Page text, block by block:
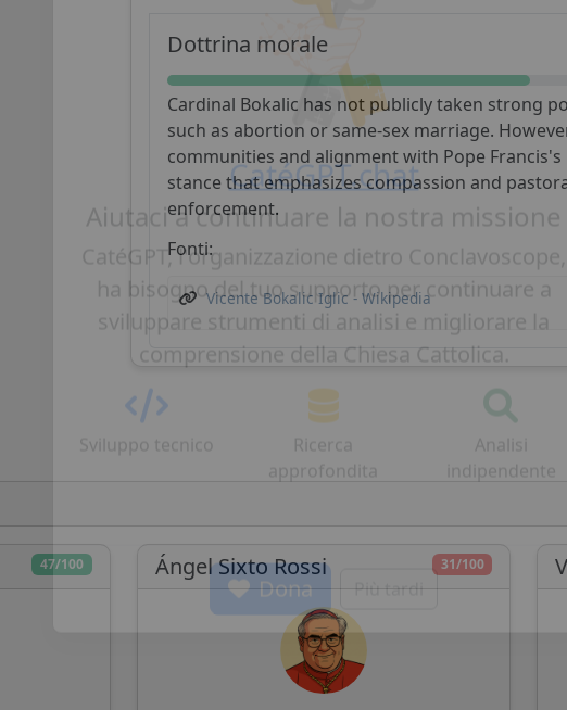
Dottrina morale
Cardinal Bokalic has not publicly taken strong
such as abortion or same-sex marriage.
communities and alignment with Pope
stance that emphasizes compassion and
enforcement.
Fonti:
Vicente Bokalic Iglic - Wikipedia
47/100 31/100
Ángel Sixto Rossi
CatéGPT.chat
Aiutaci a continuare la nostra missione
CatéGPT, l'organizzazione dietro Conclavoscope,
ha bisogno del tuo supporto per continuare a
sviluppare strumenti di analisi e migliorare la
comprensione della Chiesa Cattolica.
Dona Più tardi